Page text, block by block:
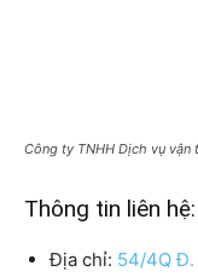
Công ty TNHH Dịch vụ vận
Thông tin liên hệ:
Địa chỉ: 54/4Q Đ.